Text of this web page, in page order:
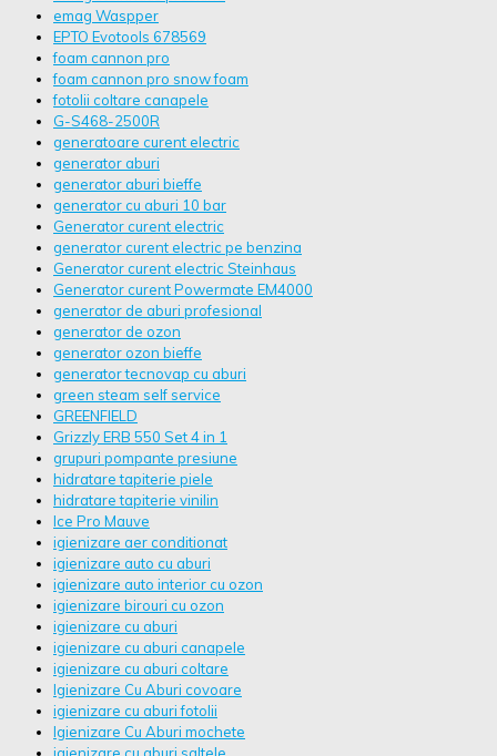
emag Waspper
EPTO Evotools 678569
foam cannon pro
foam cannon pro snow foam
fotolii coltare canapele
G-S468-2500R
generatoare curent electric
generator aburi
generator aburi bieffe
generator cu aburi 10 bar
Generator curent electric
generator curent electric pe benzina
Generator curent electric Steinhaus
Generator curent Powermate EM4000
generator de aburi profesional
generator de ozon
generator ozon bieffe
generator tecnovap cu aburi
green steam self service
GREENFIELD
Grizzly ERB 550 Set 4 in 1
grupuri pompante presiune
hidratare tapiterie piele
hidratare tapiterie vinilin
Ice Pro Mauve
igienizare aer conditionat
igienizare auto cu aburi
igienizare auto interior cu ozon
igienizare birouri cu ozon
igienizare cu aburi
igienizare cu aburi canapele
igienizare cu aburi coltare
Igienizare Cu Aburi covoare
igienizare cu aburi fotolii
Igienizare Cu Aburi mochete